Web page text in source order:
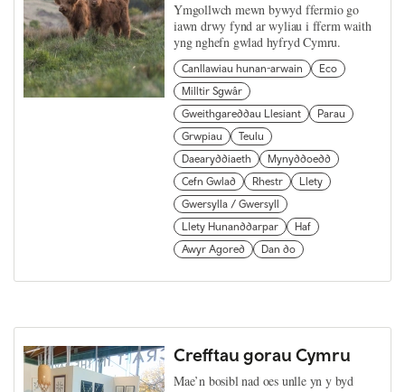
Ymgollwch mewn bywyd ffermio go
iawn drwy fynd ar wyliau i fferm waith
yng nghefn gwlad hyfryd Cymru.
Canllawiau hunan-arwain
Eco
Milltir Sgwâr
Gweithgareddau Llesiant
Parau
Grwpiau
Teulu
Daearyddiaeth
Mynyddoedd
Cefn Gwlad
Rhestr
Llety
Gwersylla / Gwersyll
Llety Hunanddarpar
Haf
Awyr Agored
Dan do
Crefftau gorau Cymru
Mae’n bosibl nad oes unlle yn y byd